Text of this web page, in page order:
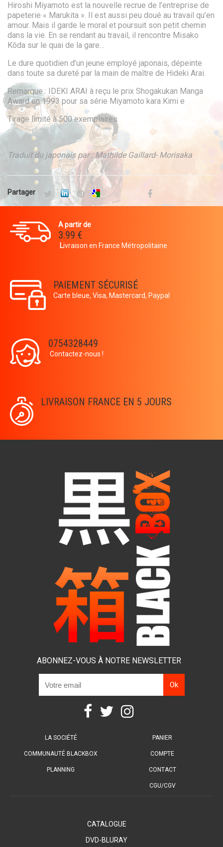
Hiroshi Miyamoto est la nouvelle recrue de l’entreprise de
papeterie « Marukita ». Il est aussi peu doué au travail qu’en
amour. Mais il garde le moral et poursuit son petit chemin
dans la vie. En se rendant au travail, il rencontre Misako
Kôda sur le quai de la gare…
Le dure quotidien d’un jeune employé japonais, dépeinte
dans toute sa dureté par la main de maître de Hideki Arai.
Remarque : IDEKI ARAI à reçu le prix Shogakukan Manga
Award en 1993 pour sa série Miyamoto kara Kimi e
Tirage limité à 500 exemplaires
Traduit du japonais par : Mathilde Gaillard- Morisaka
Partager
A partir de
3.99 €
Livraison en France Métropolitaine
PAIEMENT SÉCURISÉ
Carte bleue, Visa, Mastercard, Paypal
0754328449
Contactez-nous !
LIVRAISON FRANCE EN 5 JOURS
ABONNEZ-VOUS À NOTRE NEWSLETTER
LA SOCIÉTÉ
COMMUNAUTÉ BLACKBOX
PLANNING
PANIER
COMPTE
CONTACT
CGU/CGV
CATALOGUE
DVD-BLURAY